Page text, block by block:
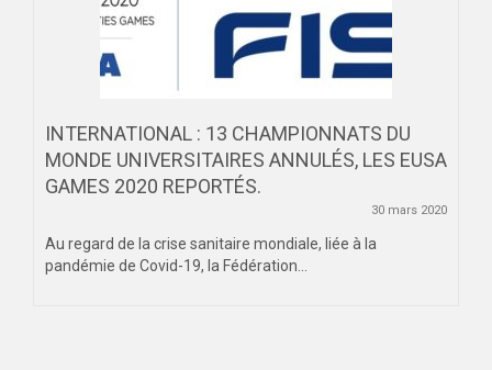
INTERNATIONAL : 13 CHAMPIONNATS DU
MONDE UNIVERSITAIRES ANNULÉS, LES EUSA
GAMES 2020 REPORTÉS.
30 mars 2020
Au regard de la crise sanitaire mondiale, liée à la
pandémie de Covid-19, la Fédération...